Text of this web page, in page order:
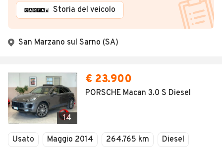
Storia del veicolo
San Marzano sul Sarno (SA)
14
€ 23.900
PORSCHE Macan 3.0 S Diesel
Usato Maggio 2014 264.765 km
Diesel